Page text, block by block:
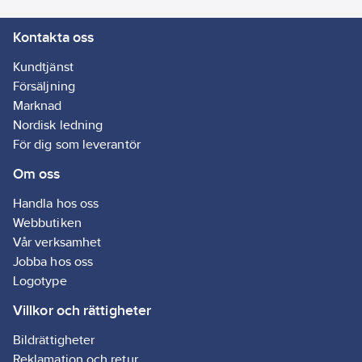
Kontakta oss
Kundtjänst
Försäljning
Marknad
Nordisk ledning
För dig som leverantör
Om oss
Handla hos oss
Webbutiken
Vår verksamhet
Jobba hos oss
Logotype
Villkor och rättigheter
Bildrättigheter